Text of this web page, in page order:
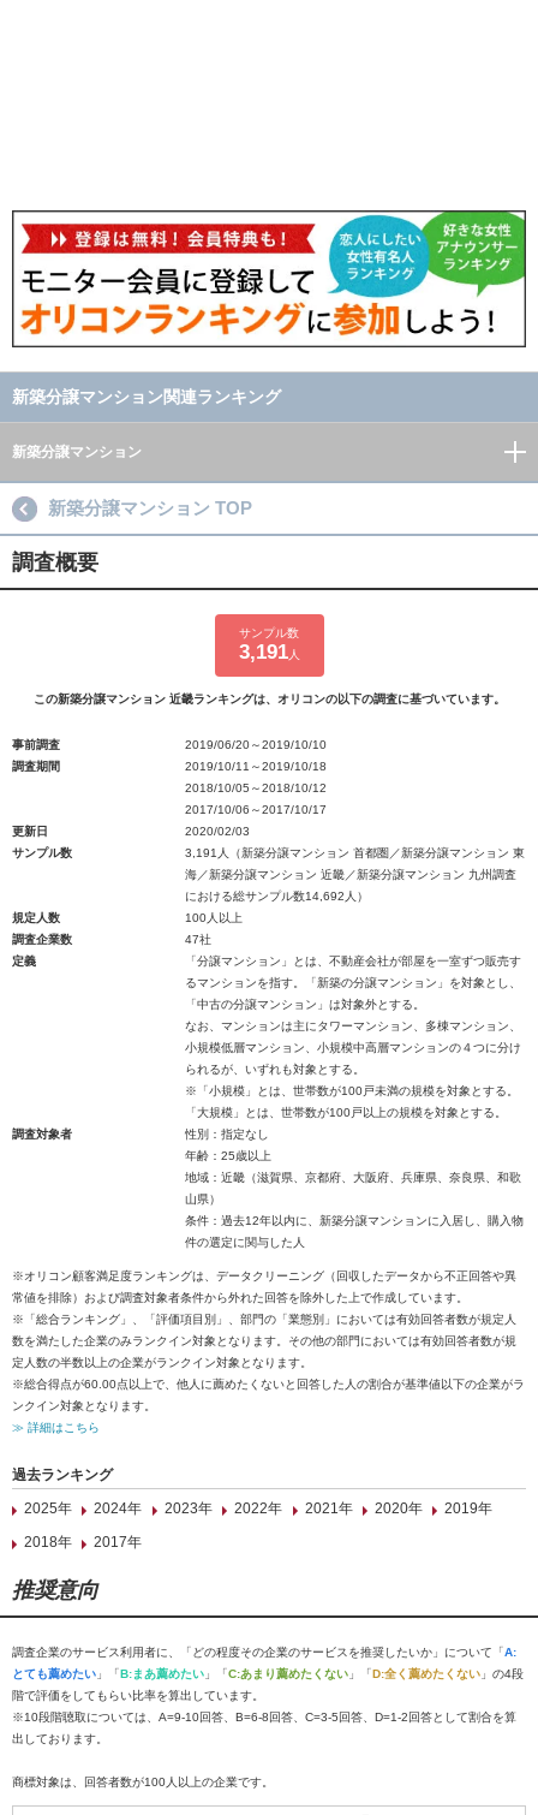
新築分譲マンション関連ランキング
新築分譲マンション
新築分譲マンション TOP
調査概要
サンプル数
3,191人
この新築分譲マンション 近畿ランキングは、オリコンの以下の調査に基づいています。
事前調査
2019/06/20～2019/10/10
調査期間
2019/10/11～2019/10/18
2018/10/05～2018/10/12
2017/10/06～2017/10/17
更新日
2020/02/03
サンプル数
3,191人（新築分譲マンション 首都圏／新築分譲マンション 東
海／新築分譲マンション 近畿／新築分譲マンション 九州調査
における総サンプル数14,692人）
規定人数
100人以上
調査企業数
47社
定義
「分譲マンション」とは、不動産会社が部屋を一室ずつ販売す
るマンションを指す。「新築の分譲マンション」を対象とし、
「中古の分譲マンション」は対象外とする。
なお、マンションは主にタワーマンション、多棟マンション、
小規模低層マンション、小規模中高層マンションの４つに分け
られるが、いずれも対象とする。
※「小規模」とは、世帯数が100戸未満の規模を対象とする。
「大規模」とは、世帯数が100戸以上の規模を対象とする。
調査対象者
性別：指定なし
年齢：25歳以上
地域：近畿（滋賀県、京都府、大阪府、兵庫県、奈良県、和歌
山県）
条件：過去12年以内に、新築分譲マンションに入居し、購入物
件の選定に関与した人
※オリコン顧客満足度ランキングは、データクリーニング（回収したデータから不正回答や異
常値を排除）および調査対象者条件から外れた回答を除外した上で作成しています。
※「総合ランキング」、「評価項目別」、部門の「業態別」においては有効回答者数が規定人
数を満たした企業のみランクイン対象となります。その他の部門においては有効回答者数が規
定人数の半数以上の企業がランクイン対象となります。
※総合得点が60.00点以上で、他人に薦めたくないと回答した人の割合が基準値以下の企業がラ
ンクイン対象となります。
≫ 詳細はこちら
過去ランキング
2025年
2024年 2023年 2022年 2021年 2020年
2019年
2018年
2017年
推奨意向
調査企業のサービス利用者に、「どの程度その企業のサービスを推奨したいか」について「A:
とても薦めたい 」「B:まあ薦めたい 」「C:あまり薦めたくない 」「D:全く薦めたくない 」の4段
階で評価をしてもらい比率を算出しています。
※10段階聴取については、A=9-10回答、B=6-8回答、C=3-5回答、D=1-2回答として割合を算
出しております。
商標対象は、回答者数が100人以上の企業です。